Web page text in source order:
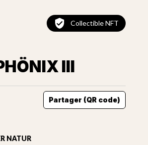
Collectible NFT
III
Partager (QR code)
NATUR